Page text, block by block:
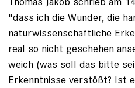
"dass ich die Wunder, die
naturwissenschaftliche
real so nicht geschehen
weich (was soll das bitte
Erkenntnisse verstößt? Ist